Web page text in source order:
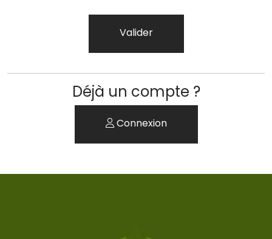
Valider
Website url public
Déjà un compte ?
Connexion